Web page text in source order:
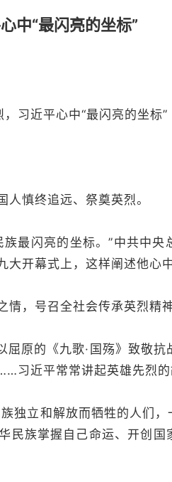
中“最闪亮的坐标”
近平心中“最闪亮的坐标”
慎终追远、祭奠英烈。
闪亮的坐标。”中共中央
开幕式上，这样阐述他心中
，号召全社会传承英烈精神
原的《九歌·国殇》致敬抗
习近平常常讲起英雄先烈的
立和解放而牺牲的人们，
民族掌握自己命运、开创国